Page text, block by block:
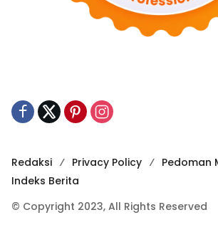
Redaksi Privacy Policy
Pedoman
Indeks Berita
© Copyright 2023, All Rights Reserved